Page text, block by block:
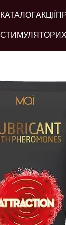
КАТАЛОГАКЦІЇ
СТИМУЛЯТОРИ